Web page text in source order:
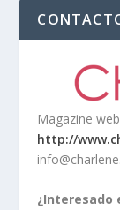
Magazine
http://
¿Interesado